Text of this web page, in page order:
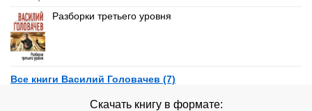
Разборки третьего уровня
Все книги Василий Головачев (7)
Скачать книгу в формате: